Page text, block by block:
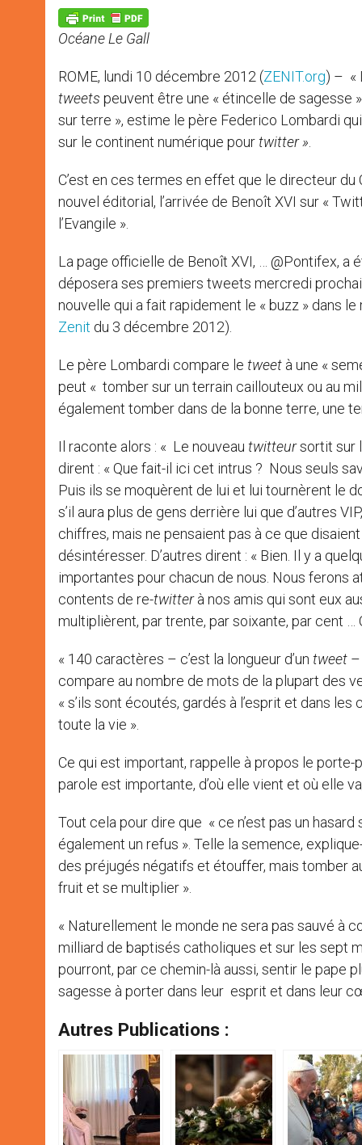
p
p
g
e
r
k
Océane Le Gall
ROME, lundi 10 décembre 2012 (ZENIT.org) – «
tweets peuvent être une « étincelle de sagesse
sur terre », estime le père Federico Lombardi
sur le continent numérique pourtwitter »
C’est en ces termes en effet que le directeur
nouvel éditorial, l’arrivée de Benoît XVI sur «
l’Evangile ».
La page officielle de Benoît XVI, … @Pontifex,
déposera ses premiers tweets mercredi
nouvelle qui a fait rapidement le « buzz » dans
Zenit du 3 décembre 2012).
Le père Lombardi compare le tweet à une «
peut « tomber sur un terrain caillouteux ou au
également tomber dans de la bonne terre, une
Il raconte alors : « Le nouveau twitteursortit sur
dirent : « Que fait-il ici cet intrus ? Nous seuls
Puis ils se moquèrent de lui et lui tournèrent le
s’il aura plus de gens derrière lui que d’autres
chiffres, mais ne pensaient pas à ce que
désintéresser. D’autres dirent : « Bien. Il y a
importantes pour chacun de nous. Nous ferons
contents de re-twitterà nos amis qui sont eux
multiplièrent, par trente, par soixante, par cent …
« 140 caractères – c’est la longueur d’un tweet –
compare au nombre de mots de la plupart des
« s’ils sont écoutés, gardés à l’esprit et dans
toute la vie ».
Ce qui est important, rappelle à propos le
parole est importante, d’où elle vient et où elle
Tout cela pour dire que « ce n’est pas un hasard
également un refus ». Telle la semence,
des préjugés négatifs et étouffer, mais tomber
fruit et se multiplier ».
« Naturellement le monde ne sera pas sauvé à
milliard de baptisés catholiques et sur les sept
pourront, par ce chemin-là aussi, sentir le pape
sagesse à porter dans leur esprit et dans leur
Autres Publications :